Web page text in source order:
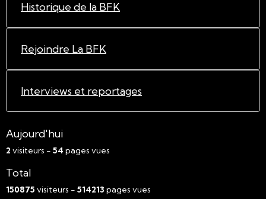
Historique de la BFK
Rejoindre La BFK
Interviews et reportages
Aujourd'hui
2 visiteurs - 54 pages vues
Total
150875 visiteurs - 514213 pages vues